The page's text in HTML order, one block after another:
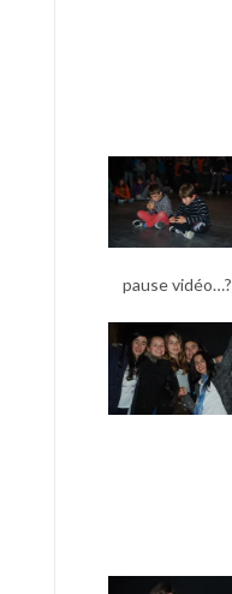
pause vidéo…?